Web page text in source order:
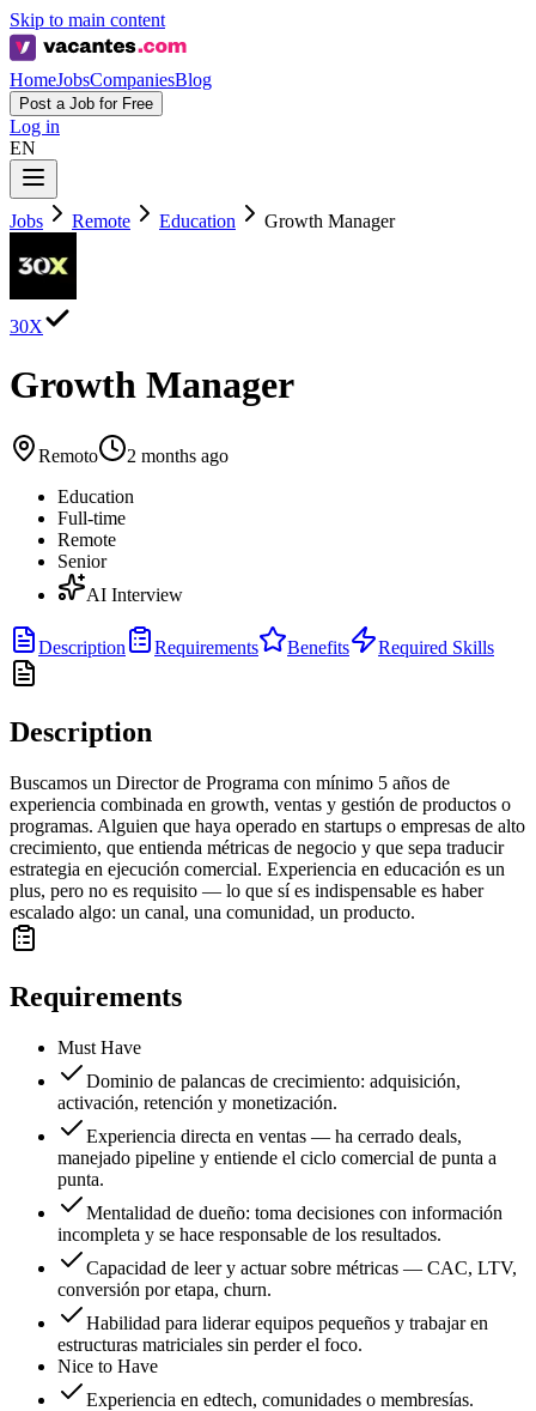
Skip to main content
HomeJobsCompaniesBlog
Post a Job for Free
Log in
EN
Jobs Remote Education Growth Manager
30X
Growth Manager
Remoto
2 months ago
Education
Full-time
Remote
Senior
AI Interview
Description Requirements Benefits Required Skills
Description
Buscamos un Director de Programa con mínimo 5 años de
experiencia combinada en growth, ventas y gestión de productos o
programas. Alguien que haya operado en startups o empresas de alto
crecimiento, que entienda métricas de negocio y que sepa traducir
estrategia en ejecución comercial. Experiencia en educación es un
plus, pero no es requisito — lo que sí es indispensable es haber
escalado algo: un canal, una comunidad, un producto.
Requirements
Must Have
Dominio de palancas de crecimiento: adquisición,
activación, retención y monetización.
Experiencia directa en ventas — ha cerrado deals,
manejado pipeline y entiende el ciclo comercial de punta a
punta.
Mentalidad de dueño: toma decisiones con información
incompleta y se hace responsable de los resultados.
Capacidad de leer y actuar sobre métricas — CAC, LTV,
conversión por etapa, churn.
Habilidad para liderar equipos pequeños y trabajar en
estructuras matriciales sin perder el foco.
Nice to Have
Experiencia en edtech, comunidades o membresías.